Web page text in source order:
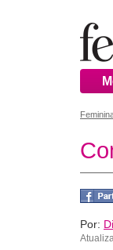
Por: